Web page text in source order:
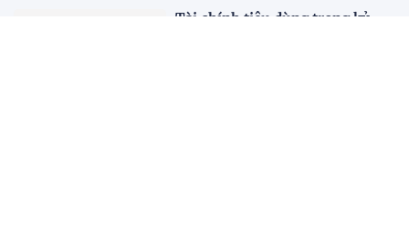
Tài chính tiêu dùng trong kỷ